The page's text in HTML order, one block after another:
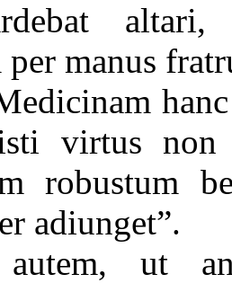
altari,
per manus
virtus non
robustum
adiunget”.
ut